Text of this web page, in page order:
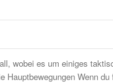
wobei es um einiges
Hauptbewegungen Wenn